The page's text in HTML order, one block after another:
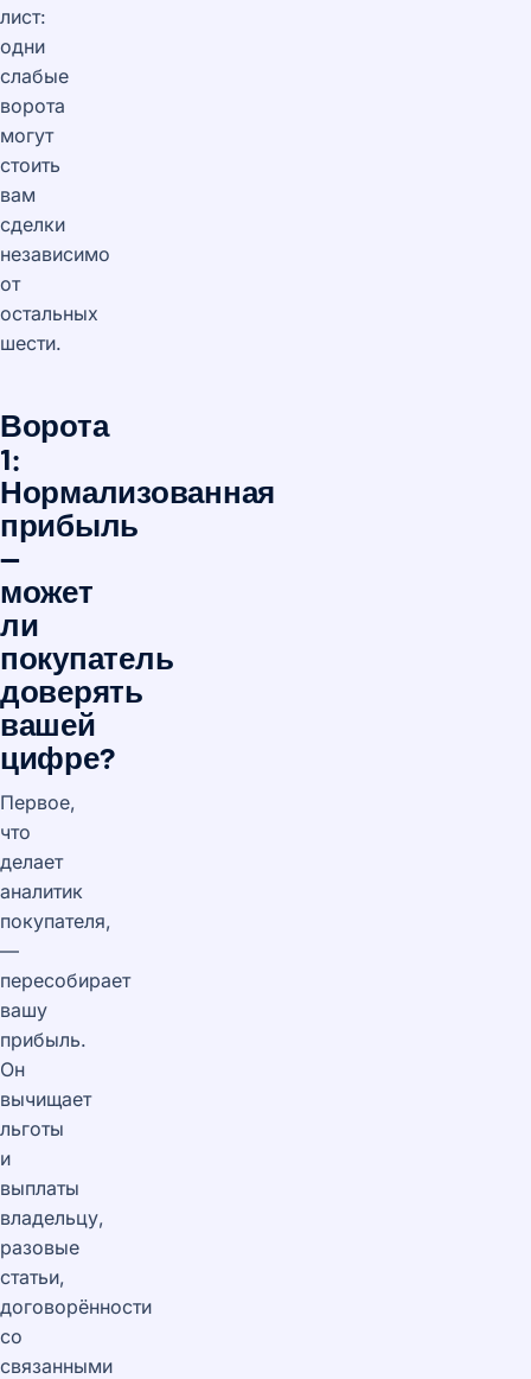
лист:
одни
слабые
ворота
могут
стоить
вам
сделки
независимо
от
остальных
шести.
Ворота
1:
Нормализованная
прибыль
—
может
ли
покупатель
доверять
вашей
цифре?
Первое,
что
делает
аналитик
покупателя,
—
пересобирает
вашу
прибыль.
Он
вычищает
льготы
и
выплаты
владельцу,
разовые
статьи,
договорённости
со
связанными